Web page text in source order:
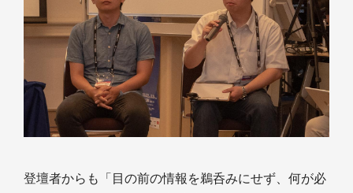
登壇者からも「目の前の情報を鵜呑みにせず、何が必